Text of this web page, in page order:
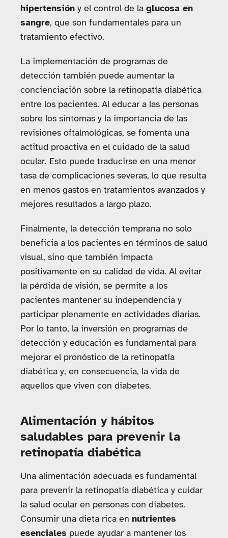
hipertensión y el control de la glucosa en
sangre, que son fundamentales para un
tratamiento efectivo.
La implementación de programas de
detección también puede aumentar la
concienciación sobre la retinopatía diabética
entre los pacientes. Al educar a las personas
sobre los síntomas y la importancia de las
revisiones oftalmológicas, se fomenta una
actitud proactiva en el cuidado de la salud
ocular. Esto puede traducirse en una menor
tasa de complicaciones severas, lo que resulta
en menos gastos en tratamientos avanzados y
mejores resultados a largo plazo.
Finalmente, la detección temprana no solo
beneficia a los pacientes en términos de salud
visual, sino que también impacta
positivamente en su calidad de vida. Al evitar
la pérdida de visión, se permite a los
pacientes mantener su independencia y
participar plenamente en actividades diarias.
Por lo tanto, la inversión en programas de
detección y educación es fundamental para
mejorar el pronóstico de la retinopatía
diabética y, en consecuencia, la vida de
aquellos que viven con diabetes.
Alimentación y hábitos
saludables para prevenir la
retinopatía diabética
Una alimentación adecuada es fundamental
para prevenir la retinopatía diabética y cuidar
la salud ocular en personas con diabetes.
Consumir una dieta rica en nutrientes
esenciales puede ayudar a mantener los